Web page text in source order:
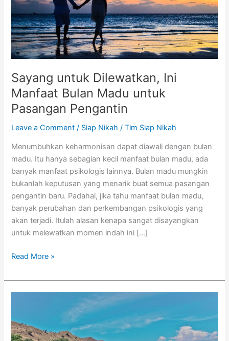
Sayang untuk Dilewatkan, Ini
Manfaat Bulan Madu untuk
Pasangan Pengantin
Leave a Comment / Siap Nikah /Tim Siap Nikah
Menumbuhkan keharmonisan dapat diawali dengan bulan
madu. Itu hanya sebagian kecil manfaat bulan madu, ada
banyak manfaat psikologis lainnya. Bulan madu mungkin
bukanlah keputusan yang menarik buat semua pasangan
pengantin baru. Padahal, jika tahu manfaat bulan madu,
banyak perubahan dan perkembangan psikologis yang
akan terjadi. Itulah alasan kenapa sangat disayangkan
untuk melewatkan momen indah ini […]
untuk
Pasangan
Pengantin
Read More »
Bulan
Madu